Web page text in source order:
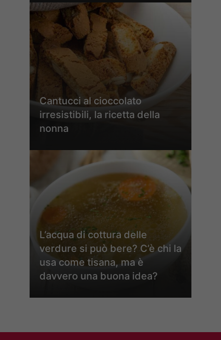
Cantucci al cioccolato
irresistibili, la ricetta della
nonna
L’acqua di cottura delle
verdure si può bere? C’è chi la
usa come tisana, ma è
davvero una buona idea?